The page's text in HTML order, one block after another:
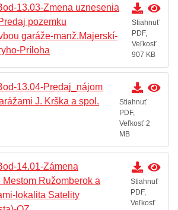
13.03-Zmena uznesenia
pozemku
garáže-manž.Majerskí-
Príloha
Stiahnuť
PDF,
Veľkosť
907 KB
13.04-Predaj_nájom
J. Krška a spol.
Stiahnuť
PDF,
Veľkosť 2
MB
14.01-Zámena
Ružomberok a
lokalita Satelity
Stiahnuť
PDF,
Veľkosť